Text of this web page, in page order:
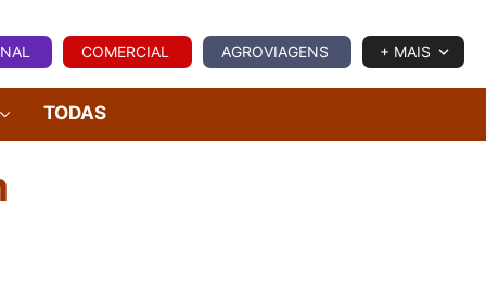
COMERCIAL AGROVIAGENS + MAIS
TODAS